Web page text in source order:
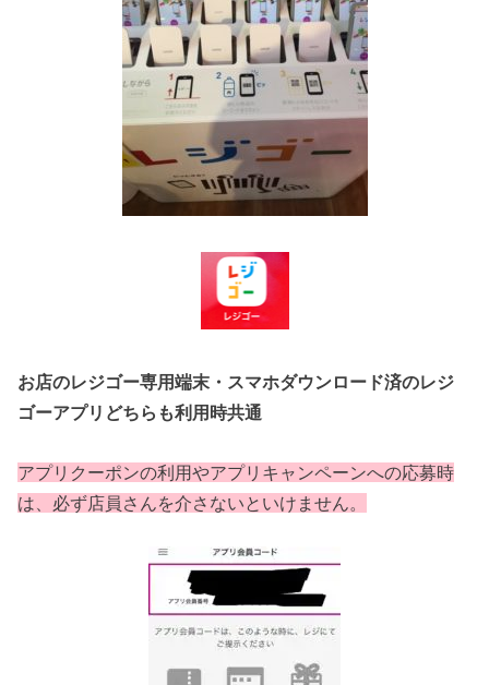
お店のレジゴー専用端末・スマホダウンロード済のレジ
ゴーアプリどちらも利用時共通
アプリクーポンの利用やアプリキャンペーンへの応募時
は、必ず店員さんを介さないといけません。